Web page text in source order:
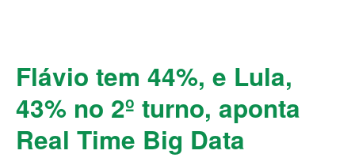
Flávio tem 44%, e Lula,
43% no 2º turno, aponta
Real Time Big Data